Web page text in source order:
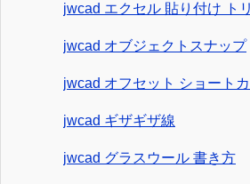
jwcad エクセル 貼り付け ト
jwcad オブジェクトスナップ
jwcad オフセット ショートカ
jwcad ギザギザ線
jwcad グラスウール 書き方